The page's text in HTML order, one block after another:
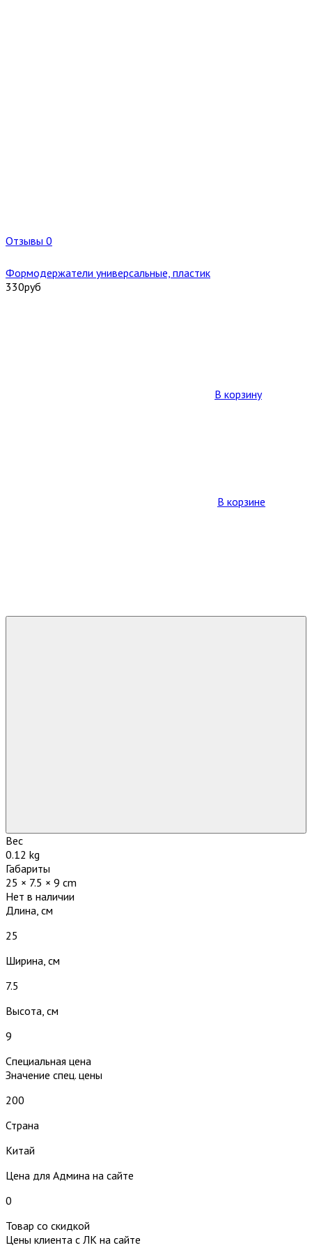
Отзывы 0
Формодержатели универсальные, пластик
330руб
В корзину
В корзине
Вес
0.12 kg
Габариты
25 × 7.5 × 9 cm
Нет в наличии
Длина, см
25
Ширина, см
7.5
Высота, см
9
Специальная цена
Значение спец. цены
200
Страна
Китай
Цена для Админа на сайте
0
Товар со скидкой
Цены клиента с ЛК на сайте